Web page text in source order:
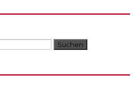
Suchen